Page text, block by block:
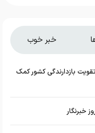
خبر خوب
بازدارندگی کشور کمک
خبرنگار